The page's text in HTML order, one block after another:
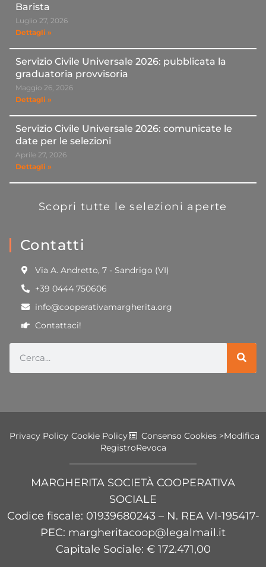
Barista
Luglio 27, 2026
Dettagli »
Servizio Civile Universale 2026: pubblicata la
graduatoria provvisoria
Maggio 26, 2026
Dettagli »
Servizio Civile Universale 2026: comunicate le
date per le selezioni
Aprile 27, 2026
Dettagli »
Scopri tutte le selezioni aperte
Contatti
Via A. Andretto, 7 - Sandrigo (VI)
+39 0444 750606
info@cooperativamargherita.org
Contattaci!
Privacy Policy Cookie Policy Consenso Cookies >Modifica
RegistroRevoca
MARGHERITA SOCIETÀ COOPERATIVA
SOCIALE
Codice fiscale: 01939680243 – N. REA VI-195417-
PEC: margheritacoop@legalmail.it
Capitale Sociale: € 172.471,00